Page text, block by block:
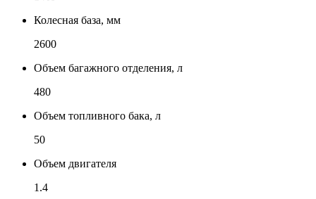
Колесная база, мм
2600
Объем багажного отделения, л
480
Объем топливного бака, л
50
Объем двигателя
1.4